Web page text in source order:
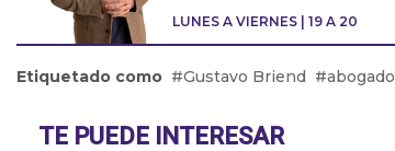
LUNES A VIERNES | 19 A 20
Etiquetado como Gustavo Briend abogado
TE PUEDE INTERESAR